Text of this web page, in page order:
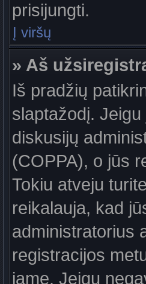
prisijungti.
Į viršų
» Aš
Iš pradžių
slaptažodį.
diskusijų
(COPPA), o jūs
Tokiu atveju
reikalauja, kad
administratorius
registracijos
jame. Jeigu